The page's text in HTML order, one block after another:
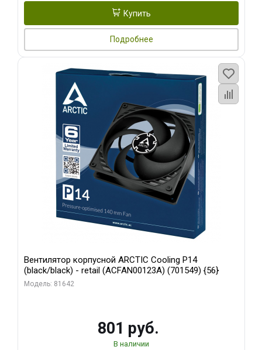
Купить
Подробнее
Вентилятор корпусной ARCTIC Cooling P14
(black/black) - retail (ACFAN00123A) (701549) {56}
Модель: 81642
801 руб.
В наличии